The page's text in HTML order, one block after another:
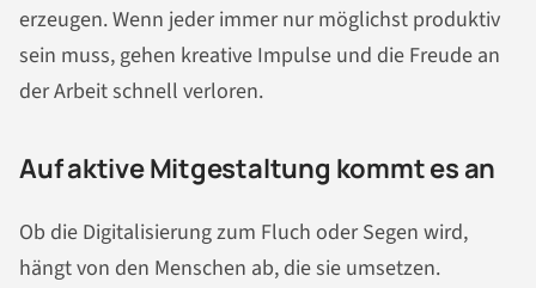
erzeugen. Wenn jeder immer nur möglichst produktiv
sein muss, gehen kreative Impulse und die Freude an
der Arbeit schnell verloren.
Auf aktive Mitgestaltung kommt es an
Ob die Digitalisierung zum Fluch oder Segen wird,
hängt von den Menschen ab, die sie umsetzen.